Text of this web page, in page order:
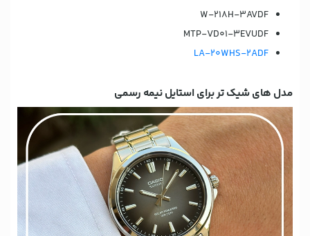
W-218H-3AVDF
MTP-VD01-3EVUDF
LA-20WHS-2ADF
مدل های شیک تر برای استایل نیمه رسمی